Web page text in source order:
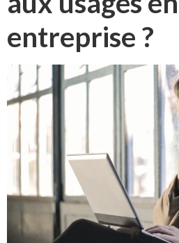
entreprise ?